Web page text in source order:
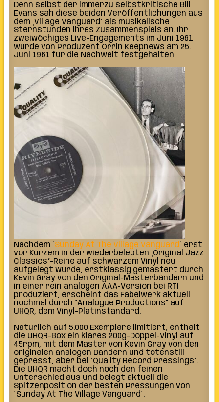
Denn selbst der immerzu selbstkritische Bill
Evans sah diese beiden Veröffentlichungen aus
dem „Village Vanguard“ als musikalische
Sternstunden ihres Zusammenspiels an. Ihr
zweiwöchiges Live-Engagements im Juni 1961
wurde von Produzent Orrin Keepnews am 25.
Juni 1961 für die Nachwelt festgehalten.
Nachdem ´Sunday At The Village Vanguard´ erst
vor Kurzem in der wiederbelebten „Original Jazz
Classics“-Reihe auf schwarzem Vinyl neu
aufgelegt wurde, erstklassig gemastert durch
Kevin Gray von den Original-Masterbändern und
in einer rein analogen AAA-Version bei RTI
produziert, erscheint das Fabelwerk aktuell
nochmal durch “Analogue Productions” auf
UHQR, dem Vinyl-Platinstandard.
Natürlich auf 5.000 Exemplare limitiert, enthält
die UHQR-Box ein klares 200g-Doppel-Vinyl auf
45rpm, mit dem Master von Kevin Gray von den
originalen analogen Bändern und totenstill
gepresst, aber bei “Quality Record Pressings”.
Die UHQR macht doch noch den feinen
Unterschied aus und belegt aktuell die
Spitzenposition der besten Pressungen von
´Sunday At The Village Vanguard´.